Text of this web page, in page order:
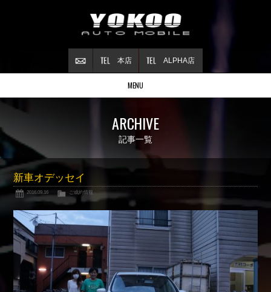
ALPHA店
本店
MENU
Stock list
Contract
ご成約情報
About NSX
NSXについて
Reflesh Plan
整備・修理・カスタム例
Trade in
買取査定
Blog
公式ブログ
ARCHIVE
記事一覧
新車オデッセイ
2016.09.16 ご成約情報